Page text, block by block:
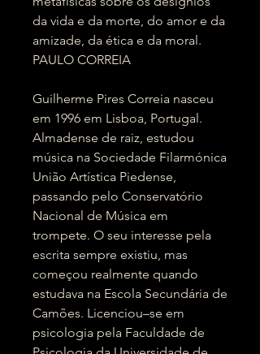
da vida e da morte, do amor e da
amizade, da ética e da moral.
PAULO CORREIA
Guilherme Pires Correia nasceu
em 1996 em Lisboa, Portugal.
Almadense de raiz, estudou
música na Sociedade Filarmónica
União Artística Piedense,
passando pelo Conservatório
Nacional de Música em
trompete. O seu interesse pela
escrita sempre existiu, mas
começou realmente quando
estudava na Escola Secundária de
Camões. Licenciou–se em
psicologia pela Faculdade de